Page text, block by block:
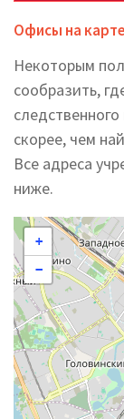
Офисы на
Некоторым
сообразить,
скорее, чем
Все адреса
ниже.
+
−